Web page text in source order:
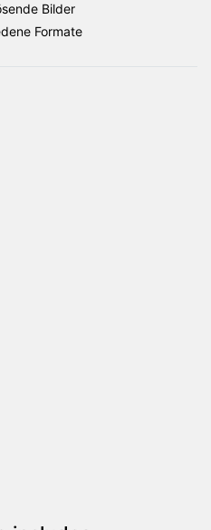
Bilder
Formate